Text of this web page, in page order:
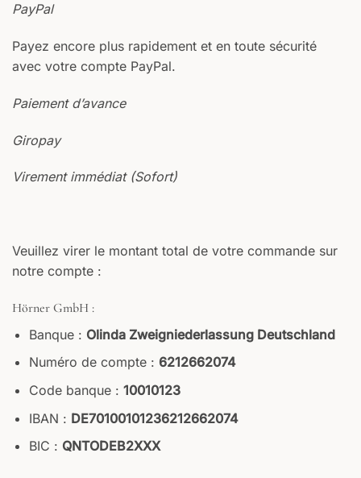
PayPal
Payez encore plus rapidement et en toute sécurité
avec votre compte PayPal.
Paiement d’avance
Giropay
Virement immédiat (Sofort)
Veuillez virer le montant total de votre commande sur
notre compte :
Hörner GmbH :
Banque : Olinda Zweigniederlassung Deutschland
Numéro de compte : 6212662074
Code banque : 10010123
IBAN : DE70100101236212662074
BIC : QNTODEB2XXX